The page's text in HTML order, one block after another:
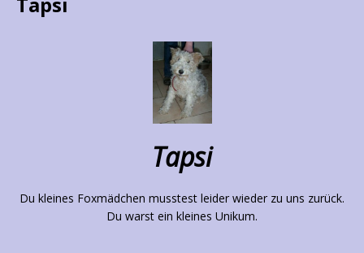
Tapsi
Du kleines Foxmädchen musstest leider wieder zu uns zurück.
Du warst ein kleines Unikum.